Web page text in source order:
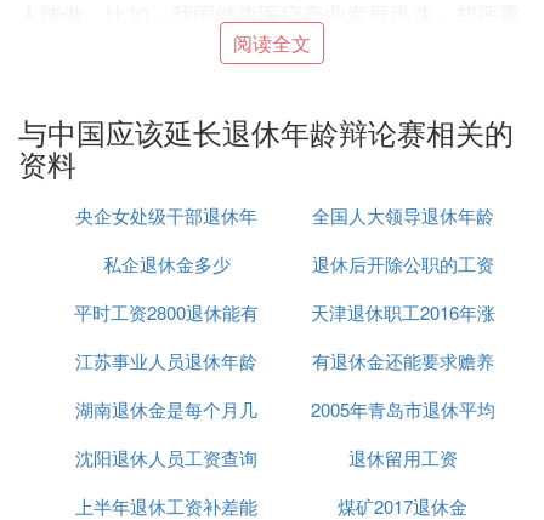
缺少医生，缺少护理人员；还有一些工作没有足够的
人愿意去做，比如养老服务业。可见，延退占用的就
技术进步、劳动生产率提高和产业结构调整，产生了
许多适合青年进入的新行业或职业。在这个意义上
型升级，以及青年群体的就业方向与能力。
随着受教育年限的延长，劳动者的工作年限实际上被
隐性地缩短了，这将导致社会总体劳动力资源减少更
多。而渐进式的延迟退休，是维持“人口红利”的一种
方式。在产业结构提升、劳动条件改善的情况下，老
年劳动者可胜任的工作岗位其实变多了，如果未老先
退、能干先休，这是对社会人力资源的巨大浪费。对
收入也不会有大的影响。
我们也应该看到，延迟退休对大龄劳动者特别是技能
阅读全文
与中国应该延长退休年龄辩论赛相关的
资料
央企女处级干部退休年
龄
全国人大领导退休年龄
私企退休金多少
退休后开除公职的工资
平时工资2800退休能有
多少
天津退休职工2016年涨
工资细则
江苏事业人员退休年龄
有退休金还能要求赡养
费
湖南退休金是每个月几
号发
2005年青岛市退休平均
工资
沈阳退休人员工资查询
退休留用工资
上半年退休工资补差能
煤矿2017退休金